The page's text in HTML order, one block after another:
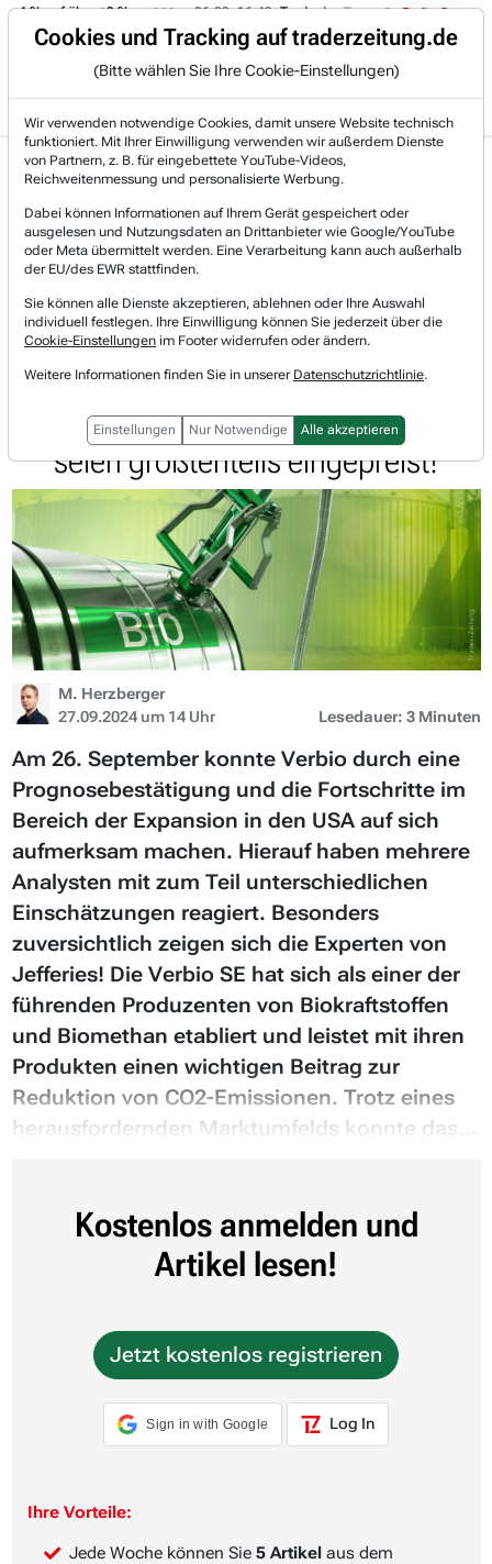
Trading-Room
% auf über +3 %. 06.08. 16:49 Trade des Tages 06.08.
Gratis Account Login
Jetzt registrieren und gratis Artikel lesen.
Bereits bei TraderFox registriert? Jetzt anmelden!
Home Börsen-Nachrichten
Trading-Sektionen
Jefferies sieht rund 91 % Kurspotenzial für Verbi...
Verbio Watchlist
Jefferies sieht rund 91 %
Kurspotenzial für Verbio -
Belastungen durch THG-Quoten
seien größtenteils eingepreist!
M. Herzberger
27.09.2024 um 14 Uhr
Lesedauer: 3 Minuten
Am 26. September konnte Verbio durch eine
Prognosebestätigung und die Fortschritte im
Bereich der Expansion in den USA auf sich
aufmerksam machen. Hierauf haben mehrere
Analysten mit zum Teil unterschiedlichen
Einschätzungen reagiert. Besonders
zuversichtlich zeigen sich die Experten von
Jefferies! Die Verbio SE hat sich als einer der
führenden Produzenten von Biokraftstoffen
und Biomethan etabliert und leistet mit ihren
Produkten einen wichtigen Beitrag zur
Reduktion von CO2-Emissionen. Trotz eines
herausfordernden Marktumfelds konnte das...
Kostenlos anmelden und
Artikel lesen!
Jetzt kostenlos registrieren
Sign in with Google Log In
Ihre Vorteile:
Jede Woche können Sie 5 Artikel aus dem
Cookies und Tracking auf traderzeitung.de
(Bitte wählen Sie Ihre Cookie-Einstellungen)
Wir verwenden notwendige Cookies, damit unsere Website technisch
funktioniert. Mit Ihrer Einwilligung verwenden wir außerdem Dienste
von Partnern, z. B. für eingebettete YouTube-Videos,
Reichweitenmessung und personalisierte Werbung.
Dabei können Informationen auf Ihrem Gerät gespeichert oder
ausgelesen und Nutzungsdaten an Drittanbieter wie Google/YouTube
oder Meta übermittelt werden. Eine Verarbeitung kann auch außerhalb
der EU/des EWR stattfinden.
Sie können alle Dienste akzeptieren, ablehnen oder Ihre Auswahl
individuell festlegen. Ihre Einwilligung können Sie jederzeit über die
Cookie-Einstellungen im Footer widerrufen oder ändern.
Weitere Informationen finden Sie in unserer Datenschutzrichtlinie.
Einstellungen Nur Notwendige Alle akzeptieren